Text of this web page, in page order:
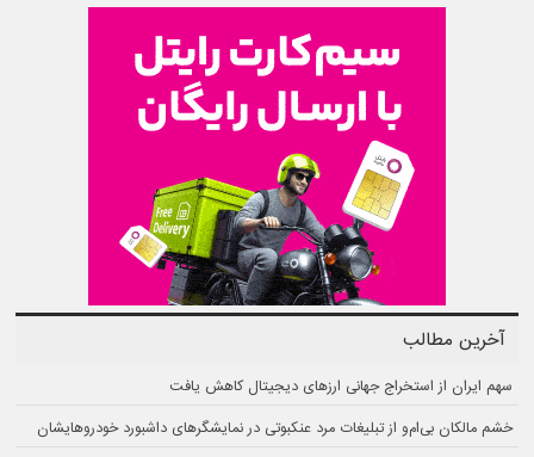
آخرین مطالب
سهم ایران از استخراج جهانی ارزهای دیجیتال کاهش یافت
خشم مالکان بی‌ام‌و از تبلیغات مرد عنکبوتی در نمایشگرهای داشبورد خودروهایشان